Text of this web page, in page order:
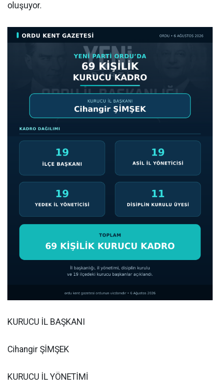
oluşuyor.
KURUCU İL BAŞKANI
Cihangir ŞİMŞEK
KURUCU İL YÖNETİMİ